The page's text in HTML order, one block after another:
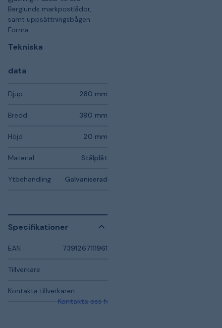
Berglunds markpostlådor,
samt uppsättningsbågen
Forma.
Tekniska
data
Djup 280 mm
Bredd 390 mm
Höjd 20 mm
Material Stålplåt
Ytbehandling Galvaniserad
Specifikationer
EAN 7391267111961
Tillverkare
Kontakta tillverkaren
Kontakta oss för mer information